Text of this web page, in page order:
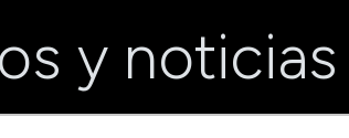
y noticias